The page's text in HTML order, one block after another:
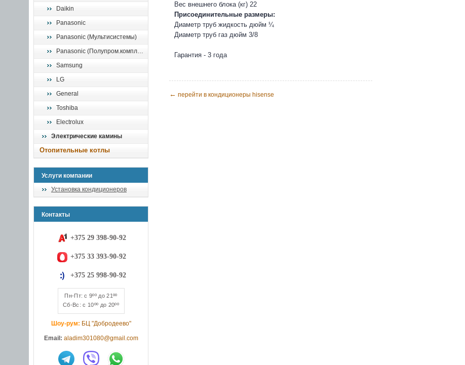
Daikin
Panasonic
Panasonic (Мультисистемы)
Panasonic (Полупром.комплекты)
Samsung
LG
General
Toshiba
Electrolux
Электрические камины
Отопительные котлы
Услуги компании
Установка кондиционеров
Контакты
+375 29 398-90-92
+375 33 393-90-92
+375 25 998-90-92
Пн-Пт: с 9ºº до 21ºº
Сб-Вс: с 10ºº до 20ºº
Шоу-рум: БЦ "Добродеево"
Email: aladim301080@gmail.com
Вес внешнего блока (кг) 22
Присоединительные размеры:
Диаметр труб жидкость дюйм ¼
Диаметр труб газ дюйм 3/8
Гарантия - 3 года
← перейти в кондиционеры hisense